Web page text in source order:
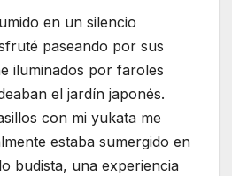
en un silencio
paseando por sus
iluminados por faroles
el jardín japonés.
con mi yukata me
estaba sumergido en
budista, una experiencia